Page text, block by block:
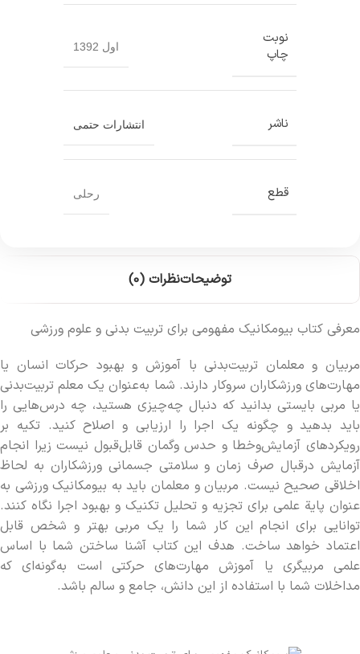
نوبت
چاپ
اول 1392
ناشر انتشارات حتمی
قطع رحلی
توضیحاتنظرات (0)
معرفی کتاب بیومکانیک مفهومی برای تربیت بدنی و علوم ورزشی
مربیان و معلمان تربیت­‌بدنی با آموزش و بهبود حرکات انسان یا
مهارت‌­های ورزشکاران سروکار دارند. شما به‌­عنوان یک معلم تربیت­‌بدنی
یا مربی بایستی بدانید که دنبال چه‌­چیزی هستید، چه درس‌هایی را
باید بدهید و چگونه یک اجرا را ارزیابی و اصلاح کنید. تکیه بر
رویکردهای آزمایش‌­و­خطا و حدس ‌وگمان قابل­‌قبول نیست زیرا انجام
آزمایش در­قبال صرف زمان و سلامتی جسمانی ورزشکاران به ‌­لحاظ
اخلاقی صحیح نیست. مربیان و معلمان باید به بیومکانیک ورزشی به­‌
عنوان پایة علمی برای تجزیه ‌و تحلیل تکنیک و بهبود اجرا نگاه کنند.
توانایی برای انجام این کار شما را یک مربی بهتر و شخص قابل
اعتماد خواهد ساخت. هدف این کتاب آشنا ساختن شما با اساس
علمی مربیگری یا آموزش مهارت‌های حرکتی است به­‌گونه‌­ای ­که
مداخلات شما با استفاده از این دانش، جامع و سالم باشد.